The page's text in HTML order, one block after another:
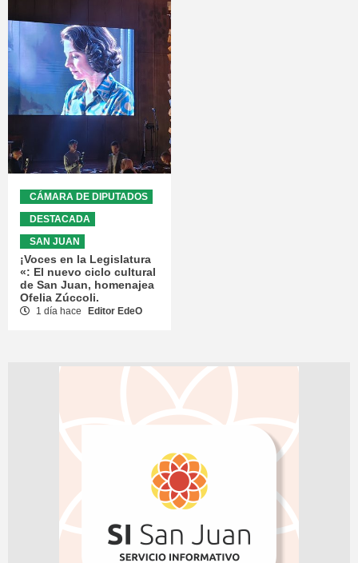
CÁMARA DE DIPUTADOS
DESTACADA
SAN JUAN
¡Voces en la Legislatura
«: El nuevo ciclo cultural
de San Juan, homenajea
Ofelia Zúccoli.
1 día hace Editor EdeO